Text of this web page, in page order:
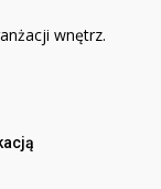
wnętrz.